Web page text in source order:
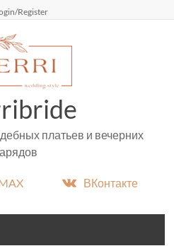
Register
платьев и вечерних
ВКонтакте